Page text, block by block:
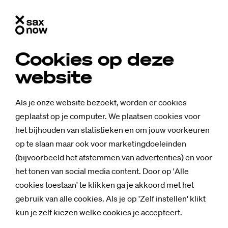
Cookies op deze
website
Als je onze website bezoekt, worden er cookies
geplaatst op je computer. We plaatsen cookies voor
het bijhouden van statistieken en om jouw voorkeuren
op te slaan maar ook voor marketingdoeleinden
(bijvoorbeeld het afstemmen van advertenties) en voor
het tonen van social media content. Door op 'Alle
cookies toestaan' te klikken ga je akkoord met het
gebruik van alle cookies. Als je op 'Zelf instellen' klikt
kun je zelf kiezen welke cookies je accepteert.
Achtergrond
Dank­zij Rob